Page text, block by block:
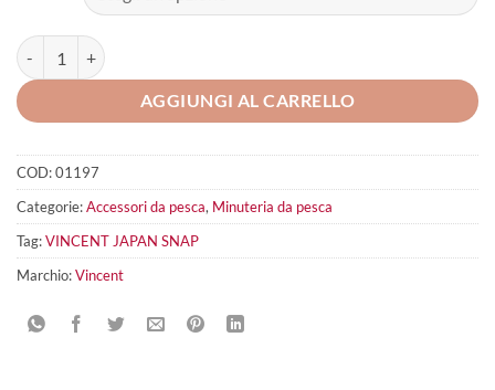
VINCENT Japan Snap quantità
AGGIUNGI AL CARRELLO
COD:01197
Categorie:Accessori da pesca, Minuteria da pesca
Tag:VINCENT JAPAN SNAP
Marchio:Vincent